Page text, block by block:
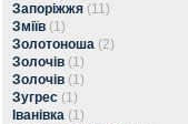
Запоріжжя (11)
Зміїв (1)
Золотоноша (2)
Золочів (1)
Золочів (1)
Зугрес (1)
Іванівка (1)